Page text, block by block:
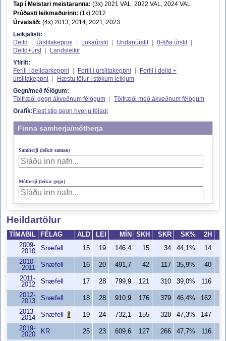
Tap í Meistari meistaranna: (3x) 2021 VAL, 2022 VAL, 2024 VAL
Prúðasti leikmaðurinn: (1x) 2012
Úrvalslið: (4x) 2013, 2014, 2021, 2023
Leikjalisti:
Deild
Úrslitakeppni Lokaúrslit Undanúrslit 8-liða úrslit
Deild+úrsl
Landsleikir
Yfirlit:
Ferill í deildarkeppni
Ferill í úrslitakeppni
Ferill í deild +
úrslitakeppni
Hæstu tölur í stökum leikjum
Gegn/með félögum:
Tölfræði gegn ákveðnum félögum
Tölfræði með ákveðnum félögum
Grafík: Flest stig gegn hverju félagi
Finna samherja/mótherja
Samherji (leikir saman)
Mótherji (leikir gegn)
Heildartölur
TÍMABIL FÉLAG ALD LEI MÍN SKH SKR SK% 2H
2009-
2010
Snæfell 15 19 146,4 15 34 44,1%
14
2010-
2011
Snæfell 16 20 491,7 42 117 35,9% 40
2011-
2012
Snæfell 17 28 799,9 121 310 39,0% 116
2012-
2013
Snæfell 18 28 910,9 176 379 46,4% 162
2013-
2014
Snæfell 19 24 732,1 155 328 47,3% 147
2019-
2020
KR 25 23 609,6 127 266 47,7% 116